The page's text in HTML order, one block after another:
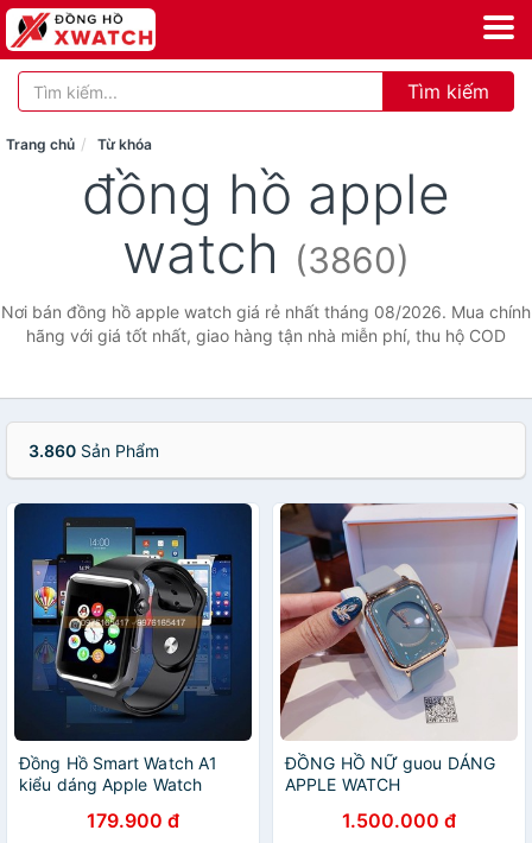
Tìm kiếm
Trang chủ Từ khóa
đồng hồ apple
watch (3860)
Nơi bán đồng hồ apple watch giá rẻ nhất tháng 08/2026. Mua chính
hãng với giá tốt nhất, giao hàng tận nhà miễn phí, thu hộ COD
3.860 Sản Phẩm
Đồng Hồ Smart Watch A1
kiểu dáng Apple Watch
179.900 đ
ĐỒNG HỒ NỮ guou DÁNG
APPLE WATCH
1.500.000 đ